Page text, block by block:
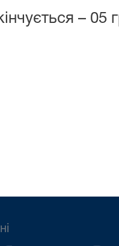
– 05